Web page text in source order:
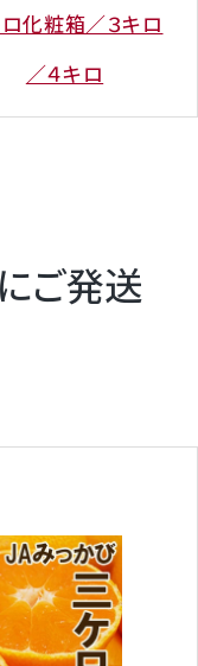
ロ化粧箱／３キロ
／４キロ
ご発送